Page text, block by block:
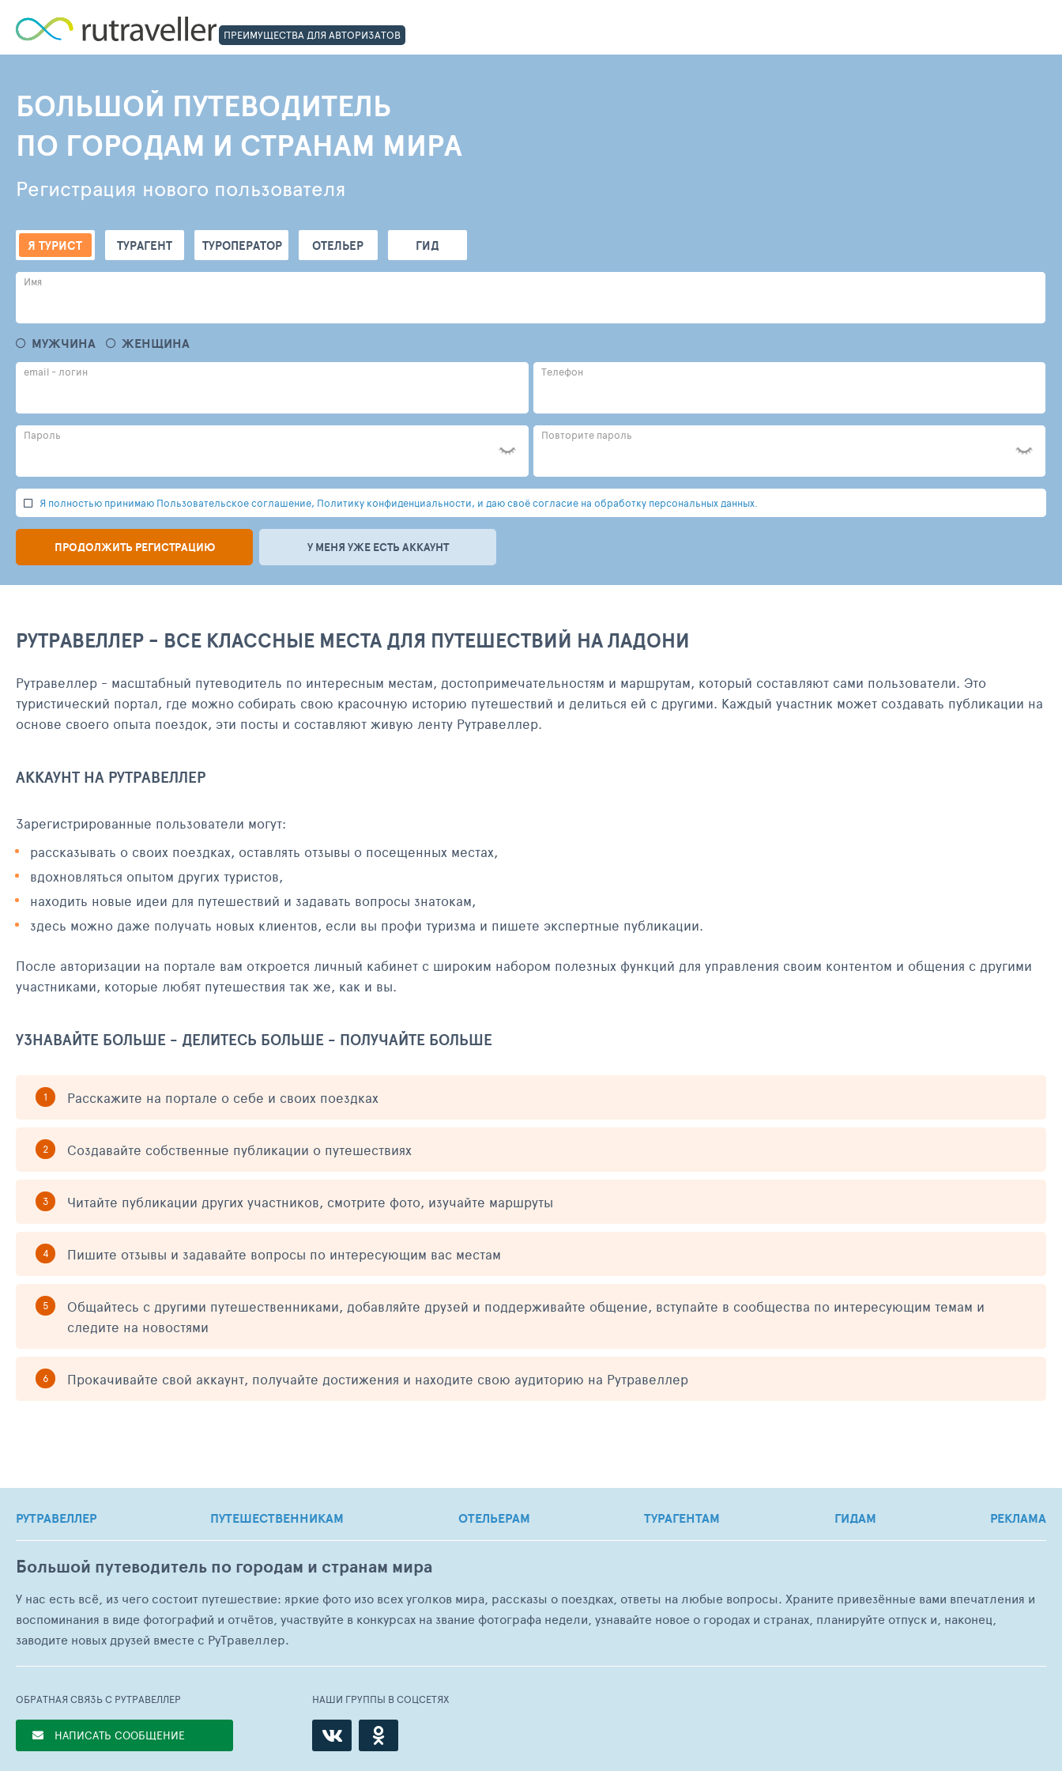
ПРЕИМУЩЕСТВА ДЛЯ АВТОРИЗАТОВ
БОЛЬШОЙ ПУТЕВОДИТЕЛЬ
ПО ГОРОДАМ И СТРАНАМ МИРА
Регистрация нового пользователя
Я ТУРИСТ ТУРАГЕНТ ТУРОПЕРАТОР ОТЕЛЬЕР ГИД
Имя
МУЖЧИНА ЖЕНЩИНА
email - логин Телефон
Пароль Повторите пароль
Я полностью принимаю Пользовательское соглашение, Политику конфиденциальности, и даю своё согласие на обработку персональных данных.
ПРОДОЛЖИТЬ РЕГИСТРАЦИЮ У МЕНЯ УЖЕ ЕСТЬ АККАУНТ
РУТРАВЕЛЛЕР - ВСЕ КЛАССНЫЕ МЕСТА ДЛЯ ПУТЕШЕСТВИЙ НА ЛАДОНИ
Рутравеллер - масштабный путеводитель по интересным местам, достопримечательностям и маршрутам, который составляют сами пользователи. Это
туристический портал, где можно собирать свою красочную историю путешествий и делиться ей с другими. Каждый участник может создавать публикации на
основе своего опыта поездок, эти посты и составляют живую ленту Рутравеллер.
АККАУНТ НА РУТРАВЕЛЛЕР
Зарегистрированные пользователи могут:
рассказывать о своих поездках, оставлять отзывы о посещенных местах,
вдохновляться опытом других туристов,
находить новые идеи для путешествий и задавать вопросы знатокам,
здесь можно даже получать новых клиентов, если вы профи туризма и пишете экспертные публикации.
После авторизации на портале вам откроется личный кабинет с широким набором полезных функций для управления своим контентом и общения с другими
участниками, которые любят путешествия так же, как и вы.
УЗНАВАЙТЕ БОЛЬШЕ - ДЕЛИТЕСЬ БОЛЬШЕ - ПОЛУЧАЙТЕ БОЛЬШЕ
Расскажите на портале о себе и своих поездках
Создавайте собственные публикации о путешествиях
Читайте публикации других участников, смотрите фото, изучайте маршруты
Пишите отзывы и задавайте вопросы по интересующим вас местам
Общайтесь с другими путешественниками, добавляйте друзей и поддерживайте общение, вступайте в сообщества по интересующим темам и
следите на новостями
Прокачивайте свой аккаунт, получайте достижения и находите свою аудиторию на Рутравеллер
РУТРАВЕЛЛЕР ПУТЕШЕСТВЕННИКАМ ОТЕЛЬЕРАМ ТУРАГЕНТАМ ГИДАМ РЕКЛАМА
Большой путеводитель по городам и странам мира
У нас есть всё, из чего состоит путешествие: яркие фото изо всех уголков мира, рассказы о поездках, ответы на любые вопросы. Храните привезённые вами впечатления и
воспоминания в виде фотографий и отчётов, участвуйте в конкурсах на звание фотографа недели, узнавайте новое о городах и странах, планируйте отпуск и, наконец,
заводите новых друзей вместе с РуТравеллер.
ОБРАТНАЯ СВЯЗЬ С РУТРАВЕЛЛЕР
НАПИСАТЬ СООБЩЕНИЕ
НАШИ ГРУППЫ В СОЦСЕТЯХ